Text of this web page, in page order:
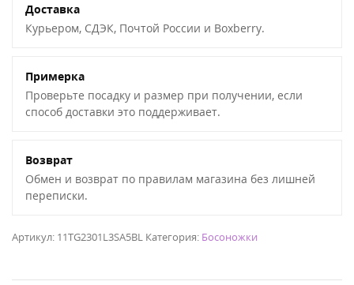
Доставка
Курьером, СДЭК, Почтой России и Boxberry.
Примерка
Проверьте посадку и размер при получении, если
способ доставки это поддерживает.
Возврат
Обмен и возврат по правилам магазина без лишней
переписки.
Артикул: 11TG2301L3SA5BL Категория: Босоножки